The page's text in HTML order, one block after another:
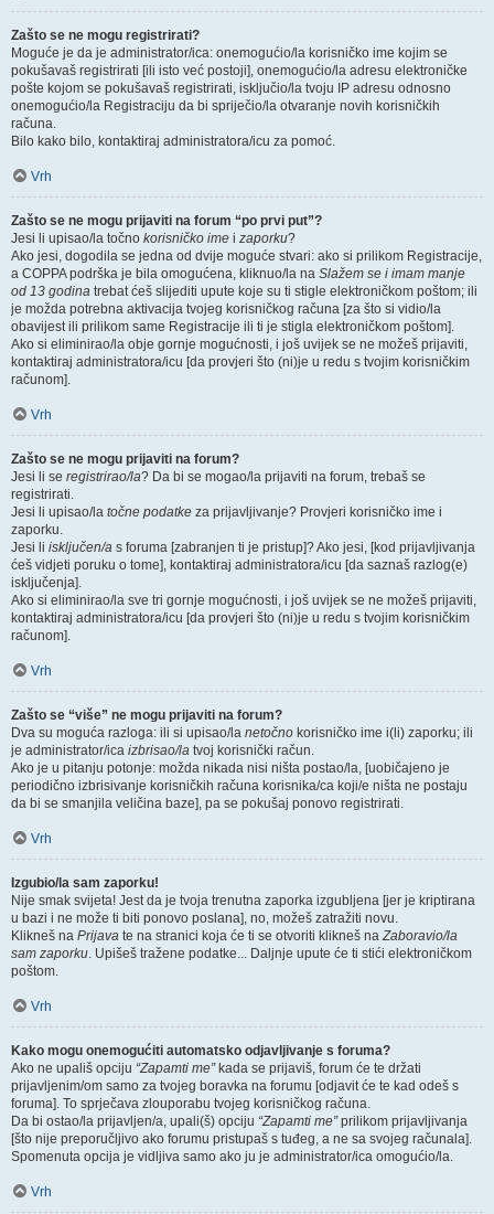
Zašto se ne mogu registrirati?
Moguće je da je administrator/ica: onemogućio/la korisničko ime kojim se
pokušavaš registrirati [ili isto već postoji], onemogućio/la adresu elektroničke
pošte kojom se pokušavaš registrirati, isključio/la tvoju IP adresu odnosno
onemogućio/la Registraciju da bi spriječio/la otvaranje novih korisničkih
računa.
Bilo kako bilo, kontaktiraj administratora/icu za pomoć.
Vrh
Zašto se ne mogu prijaviti na forum “po prvi put”?
Jesi li upisao/la točno korisničko ime i zaporku?
Ako jesi, dogodila se jedna od dvije moguće stvari: ako si prilikom Registracije,
a COPPA podrška je bila omogućena, kliknuo/la na Slažem se i imam manje
od 13 godina trebat ćeš slijediti upute koje su ti stigle elektroničkom poštom; ili
je možda potrebna aktivacija tvojeg korisničkog računa [za što si vidio/la
obavijest ili prilikom same Registracije ili ti je stigla elektroničkom poštom].
Ako si eliminirao/la obje gornje mogućnosti, i još uvijek se ne možeš prijaviti,
kontaktiraj administratora/icu [da provjeri što (ni)je u redu s tvojim korisničkim
računom].
Vrh
Zašto se ne mogu prijaviti na forum?
Jesi li se registrirao/la? Da bi se mogao/la prijaviti na forum, trebaš se
registrirati.
Jesi li upisao/la točne podatke za prijavljivanje? Provjeri korisničko ime i
zaporku.
Jesi li isključen/a s foruma [zabranjen ti je pristup]? Ako jesi, [kod prijavljivanja
ćeš vidjeti poruku o tome], kontaktiraj administratora/icu [da saznaš razlog(e)
isključenja].
Ako si eliminirao/la sve tri gornje mogućnosti, i još uvijek se ne možeš prijaviti,
kontaktiraj administratora/icu [da provjeri što (ni)je u redu s tvojim korisničkim
računom].
Vrh
Zašto se “više” ne mogu prijaviti na forum?
Dva su moguća razloga: ili si upisao/la netočno korisničko ime i(li) zaporku; ili
je administrator/ica izbrisao/la tvoj korisnički račun.
Ako je u pitanju potonje: možda nikada nisi ništa postao/la, [uobičajeno je
periodično izbrisivanje korisničkih računa korisnika/ca koji/e ništa ne postaju
da bi se smanjila veličina baze], pa se pokušaj ponovo registrirati.
Vrh
Izgubio/la sam zaporku!
Nije smak svijeta! Jest da je tvoja trenutna zaporka izgubljena [jer je kriptirana
u bazi i ne može ti biti ponovo poslana], no, možeš zatražiti novu.
Klikneš na Prijava te na stranici koja će ti se otvoriti klikneš naZaboravio/la
sam zaporku. Upišeš tražene podatke... Daljnje upute će ti stići elektroničkom
poštom.
Vrh
Kako mogu onemogućiti automatsko odjavljivanje s foruma?
Ako ne upališ opciju “Zapamti me”kada se prijaviš, forum će te držati
prijavljenim/om samo za tvojeg boravka na forumu [odjavit će te kad odeš s
foruma]. To sprječava zlouporabu tvojeg korisničkog računa.
Da bi ostao/la prijavljen/a, upali(š) opciju “Zapamti me”prilikom prijavljivanja
[što nije preporučljivo ako forumu pristupaš s tuđeg, a ne sa svojeg računala].
Spomenuta opcija je vidljiva samo ako ju je administrator/ica omogućio/la.
Vrh